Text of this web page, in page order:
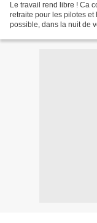
Le travail rend libre ! Ca
retraite pour les pilotes
possible, dans la nuit de